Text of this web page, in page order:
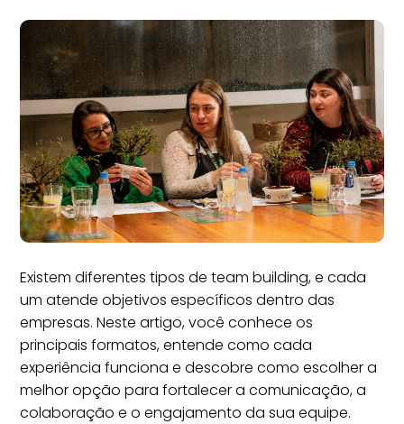
Existem diferentes tipos de team building, e cada
um atende objetivos específicos dentro das
empresas. Neste artigo, você conhece os
principais formatos, entende como cada
experiência funciona e descobre como escolher a
melhor opção para fortalecer a comunicação, a
colaboração e o engajamento da sua equipe.